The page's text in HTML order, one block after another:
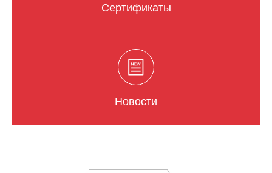
Сертификаты
Новости